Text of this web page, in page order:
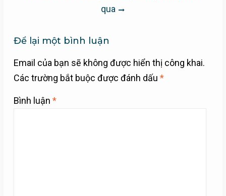
qua
Để lại một bình luận
Email của bạn sẽ không được hiển thị công khai.
Các trường bắt buộc được đánh dấu *
Bình luận *